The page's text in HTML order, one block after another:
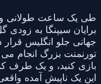
طی یک ساعت طولانی و
برایان سیپنگا به زودی
تورنمنت بزرگ انجام
این یک ناپیش آمده